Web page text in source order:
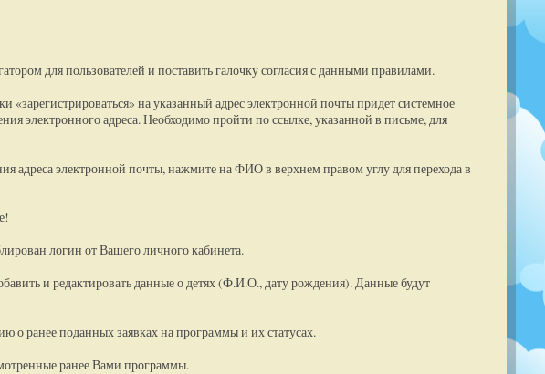
для пользователей и поставить галочку согласия с данными правилами.
на указанный адрес электронной почты придет системное
электронного адреса. Необходимо пройти по ссылке, указанной в письме, для
адреса электронной почты, нажмите на ФИО в верхнем правом углу для перехода в
логин от Вашего личного кабинета.
и редактировать данные о детях (Ф.И.О., дату рождения). Данные будут
о ранее поданных заявках на программы и их статусах.
ранее Вами программы.